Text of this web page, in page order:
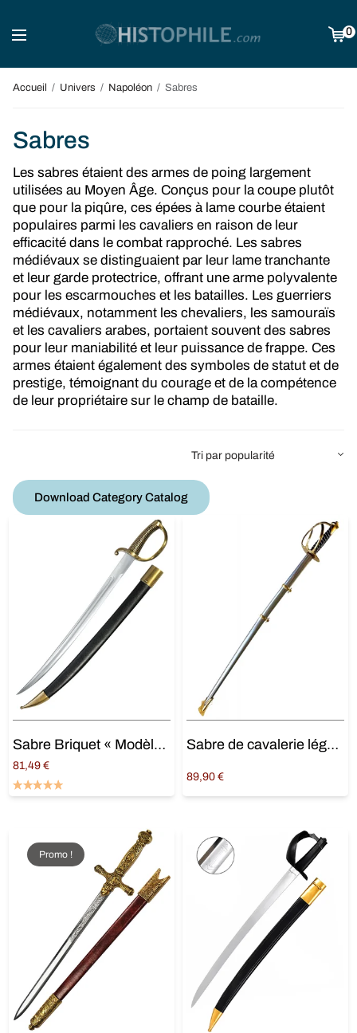
0
Accueil / Univers / Napoléon / Sabres
Sabres
Les sabres étaient des armes de poing largement
utilisées au Moyen Âge. Conçus pour la coupe plutôt
que pour la piqûre, ces épées à lame courbe étaient
populaires parmi les cavaliers en raison de leur
efficacité dans le combat rapproché. Les sabres
médiévaux se distinguaient par leur lame tranchante
et leur garde protectrice, offrant une arme polyvalente
pour les escarmouches et les batailles. Les guerriers
médiévaux, notamment les chevaliers, les samouraïs
et les cavaliers arabes, portaient souvent des sabres
pour leur maniabilité et leur puissance de frappe. Ces
armes étaient également des symboles de statut et de
prestige, témoignant du courage et de la compétence
de leur propriétaire sur le champ de bataille.
Download Category Catalog
Sabre Briquet « Modèle AN IX »
81,49 €
Ajouter au panier
Sabre de cavalerie légère
89,90 €
Ajouter au panier
Promo !